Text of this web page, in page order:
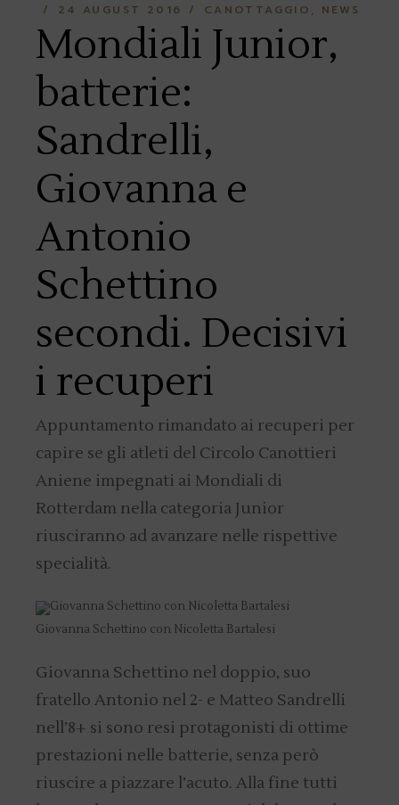
24 AUGUST 2016 CANOTTAGGIO NEWS
Mondiali Junior,
batterie:
Sandrelli,
Giovanna e
Antonio
Schettino
secondi. Decisivi
i recuperi
Appuntamento rimandato ai recuperi per
capire se gli atleti del Circolo Canottieri
Aniene impegnati ai Mondiali di
Rotterdam nella categoria Junior
riusciranno ad avanzare nelle rispettive
specialità.
Giovanna Schettino con Nicoletta Bartalesi
Giovanna Schettino nel doppio, suo
fratello Antonio nel 2- e Matteo Sandrelli
nell’8+ si sono resi protagonisti di ottime
prestazioni nelle batterie, senza però
riuscire a piazzare l’acuto. Alla fine tutti